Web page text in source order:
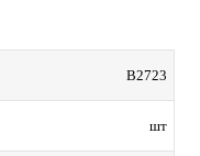
B2723
шт